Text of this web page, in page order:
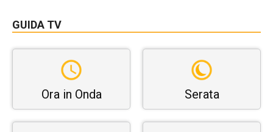
GUIDA TV
Ora in Onda Serata